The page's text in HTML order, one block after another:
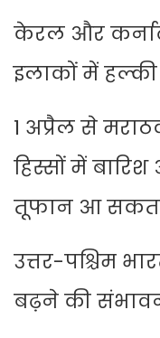
केरल और
इलाकों में हल्की
1 अप्रैल से
हिस्सों में
तूफान आ सकता
उत्तर-पश्चिम
बढ़ने की